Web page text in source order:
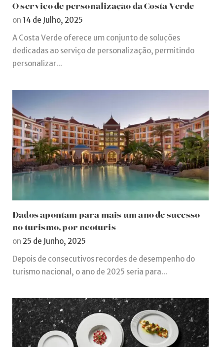
O serviço de personalização da Costa Verde
on 14 de Julho, 2025
A Costa Verde oferece um conjunto de soluções
dedicadas ao serviço de personalização, permitindo
personalizar...
Dados apontam para mais um ano de sucesso
no turismo, por neoturis
on 25 de Junho, 2025
Depois de consecutivos recordes de desempenho do
turismo nacional, o ano de 2025 seria para...